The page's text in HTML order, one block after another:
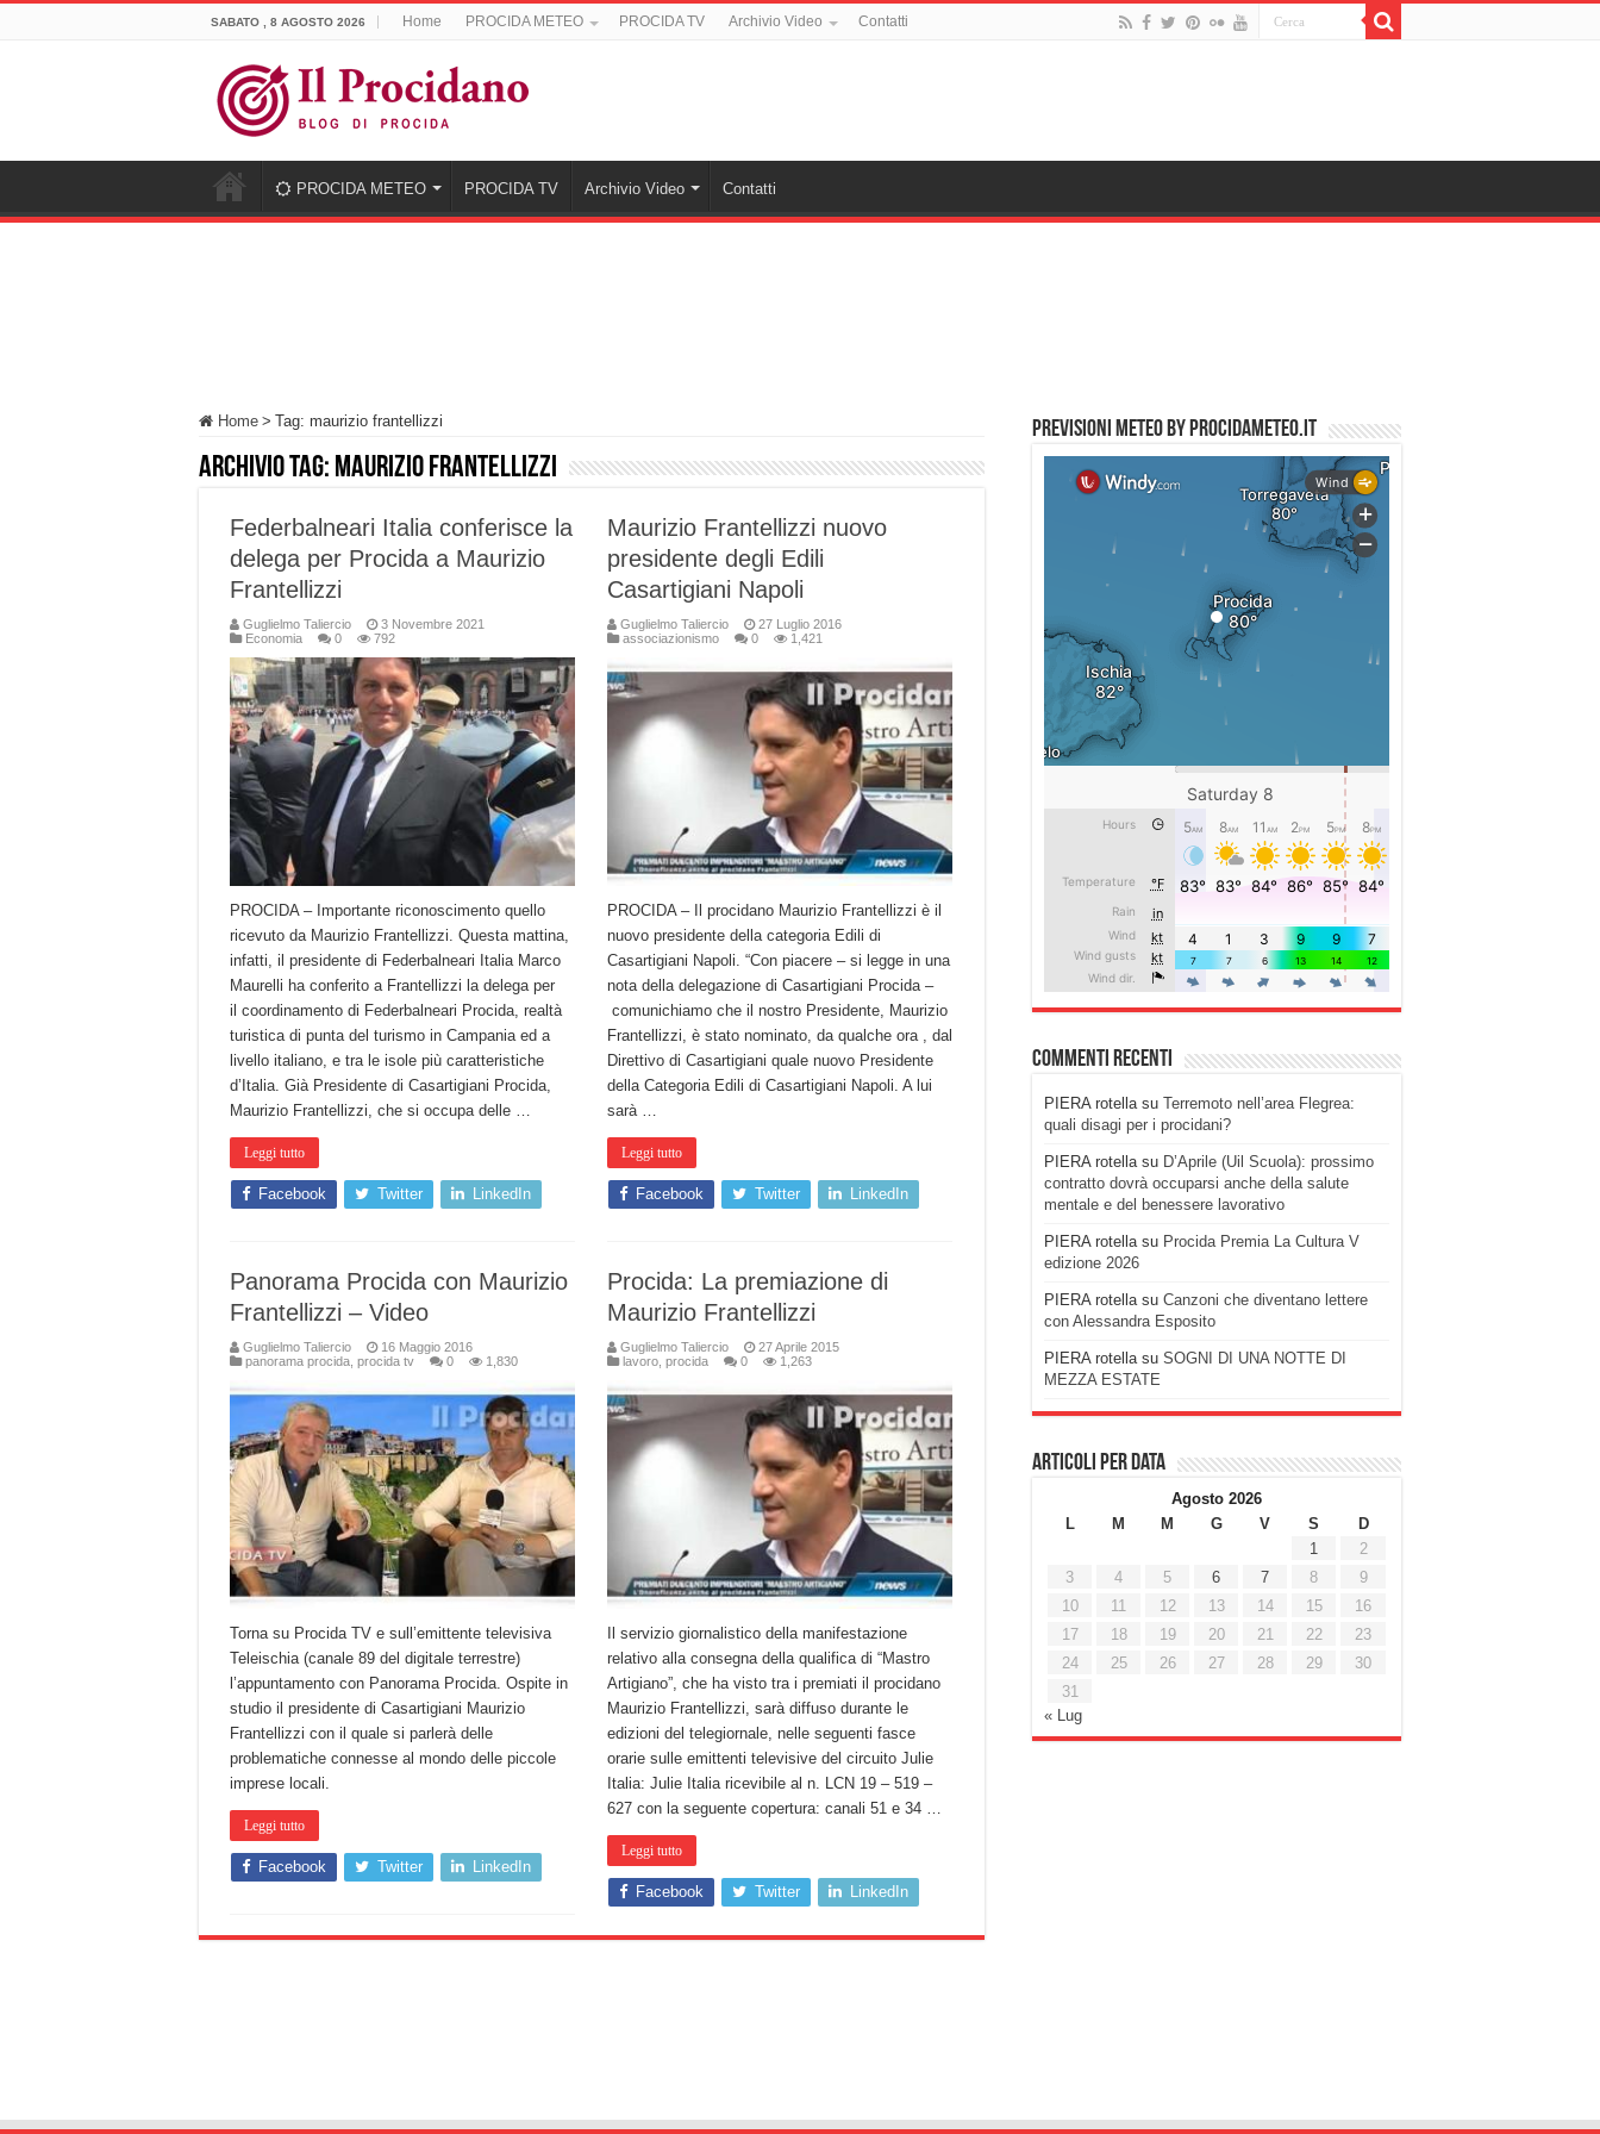
SABATO , 8 AGOSTO 2026 Home PROCIDA METEO PROCIDA TV Archivio Video Contatti
PROCIDA METEO PROCIDA TV Archivio Video Contatti
Home > Tag: maurizio frantellizzi
Archivio tag: maurizio frantellizzi
Federbalneari Italia conferisce la
delega per Procida a Maurizio
Frantellizzi
Guglielmo Taliercio
3 Novembre 2021
Economia
0 792
PROCIDA – Importante riconoscimento quello
ricevuto da Maurizio Frantellizzi. Questa mattina,
infatti, il presidente di Federbalneari Italia Marco
Maurelli ha conferito a Frantellizzi la delega per
il coordinamento di Federbalneari Procida, realtà
turistica di punta del turismo in Campania ed a
livello italiano, e tra le isole più caratteristiche
d’Italia. Già Presidente di Casartigiani Procida,
Maurizio Frantellizzi, che si occupa delle …
Leggi tutto
Facebook Twitter LinkedIn
Maurizio Frantellizzi nuovo
presidente degli Edili
Casartigiani Napoli
Guglielmo Taliercio
27 Luglio 2016
associazionismo
0 1,421
PROCIDA – Il procidano Maurizio Frantellizzi è il
nuovo presidente della categoria Edili di
Casartigiani Napoli. “Con piacere – si legge in una
nota della delegazione di Casartigiani Procida –
comunichiamo che il nostro Presidente, Maurizio
Frantellizzi, è stato nominato, da qualche ora , dal
Direttivo di Casartigiani quale nuovo Presidente
della Categoria Edili di Casartigiani Napoli. A lui
sarà …
Leggi tutto
Facebook Twitter LinkedIn
Panorama Procida con Maurizio
Frantellizzi – Video
Guglielmo Taliercio
16 Maggio 2016
panorama procida procida tv 0 1,830
Torna su Procida TV e sull’emittente televisiva
Teleischia (canale 89 del digitale terrestre)
l’appuntamento con Panorama Procida. Ospite in
studio il presidente di Casartigiani Maurizio
Frantellizzi con il quale si parlerà delle
problematiche connesse al mondo delle piccole
imprese locali.
Leggi tutto
Facebook Twitter LinkedIn
Procida: La premiazione di
Maurizio Frantellizzi
Guglielmo Taliercio
27 Aprile 2015
lavoro procida 0 1,263
Il servizio giornalistico della manifestazione
relativo alla consegna della qualifica di “Mastro
Artigiano”, che ha visto tra i premiati il procidano
Maurizio Frantellizzi, sarà diffuso durante le
edizioni del telegiornale, nelle seguenti fasce
orarie sulle emittenti televisive del circuito Julie
Italia: Julie Italia ricevibile al n. LCN 19 – 519 –
627 con la seguente copertura: canali 51 e 34 …
Leggi tutto
Facebook Twitter LinkedIn
PREVISIONI METEO by PROCIDAMETEO.IT
Commenti recenti
PIERA rotellasu Terremoto nell’area Flegrea:
quali disagi per i procidani?
PIERA rotellasu D’Aprile (Uil Scuola): prossimo
contratto dovrà occuparsi anche della salute
mentale e del benessere lavorativo
PIERA rotellasu Procida Premia La Cultura V
edizione 2026
PIERA rotellasu Canzoni che diventano lettere
con Alessandra Esposito
PIERA rotellasu SOGNI DI UNA NOTTE DI
MEZZA ESTATE
Articoli per data
Agosto 2026
L
M M G V S
D
1
2
3
4 5 6 7 8
9
10
11 12 13 14 15
16
17
18 19 20 21 22
23
24
25 26 27 28 29
30
31
« Lug